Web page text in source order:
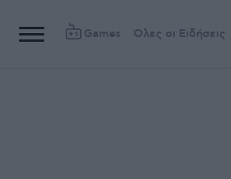
Games Όλες οι Ειδήσεις